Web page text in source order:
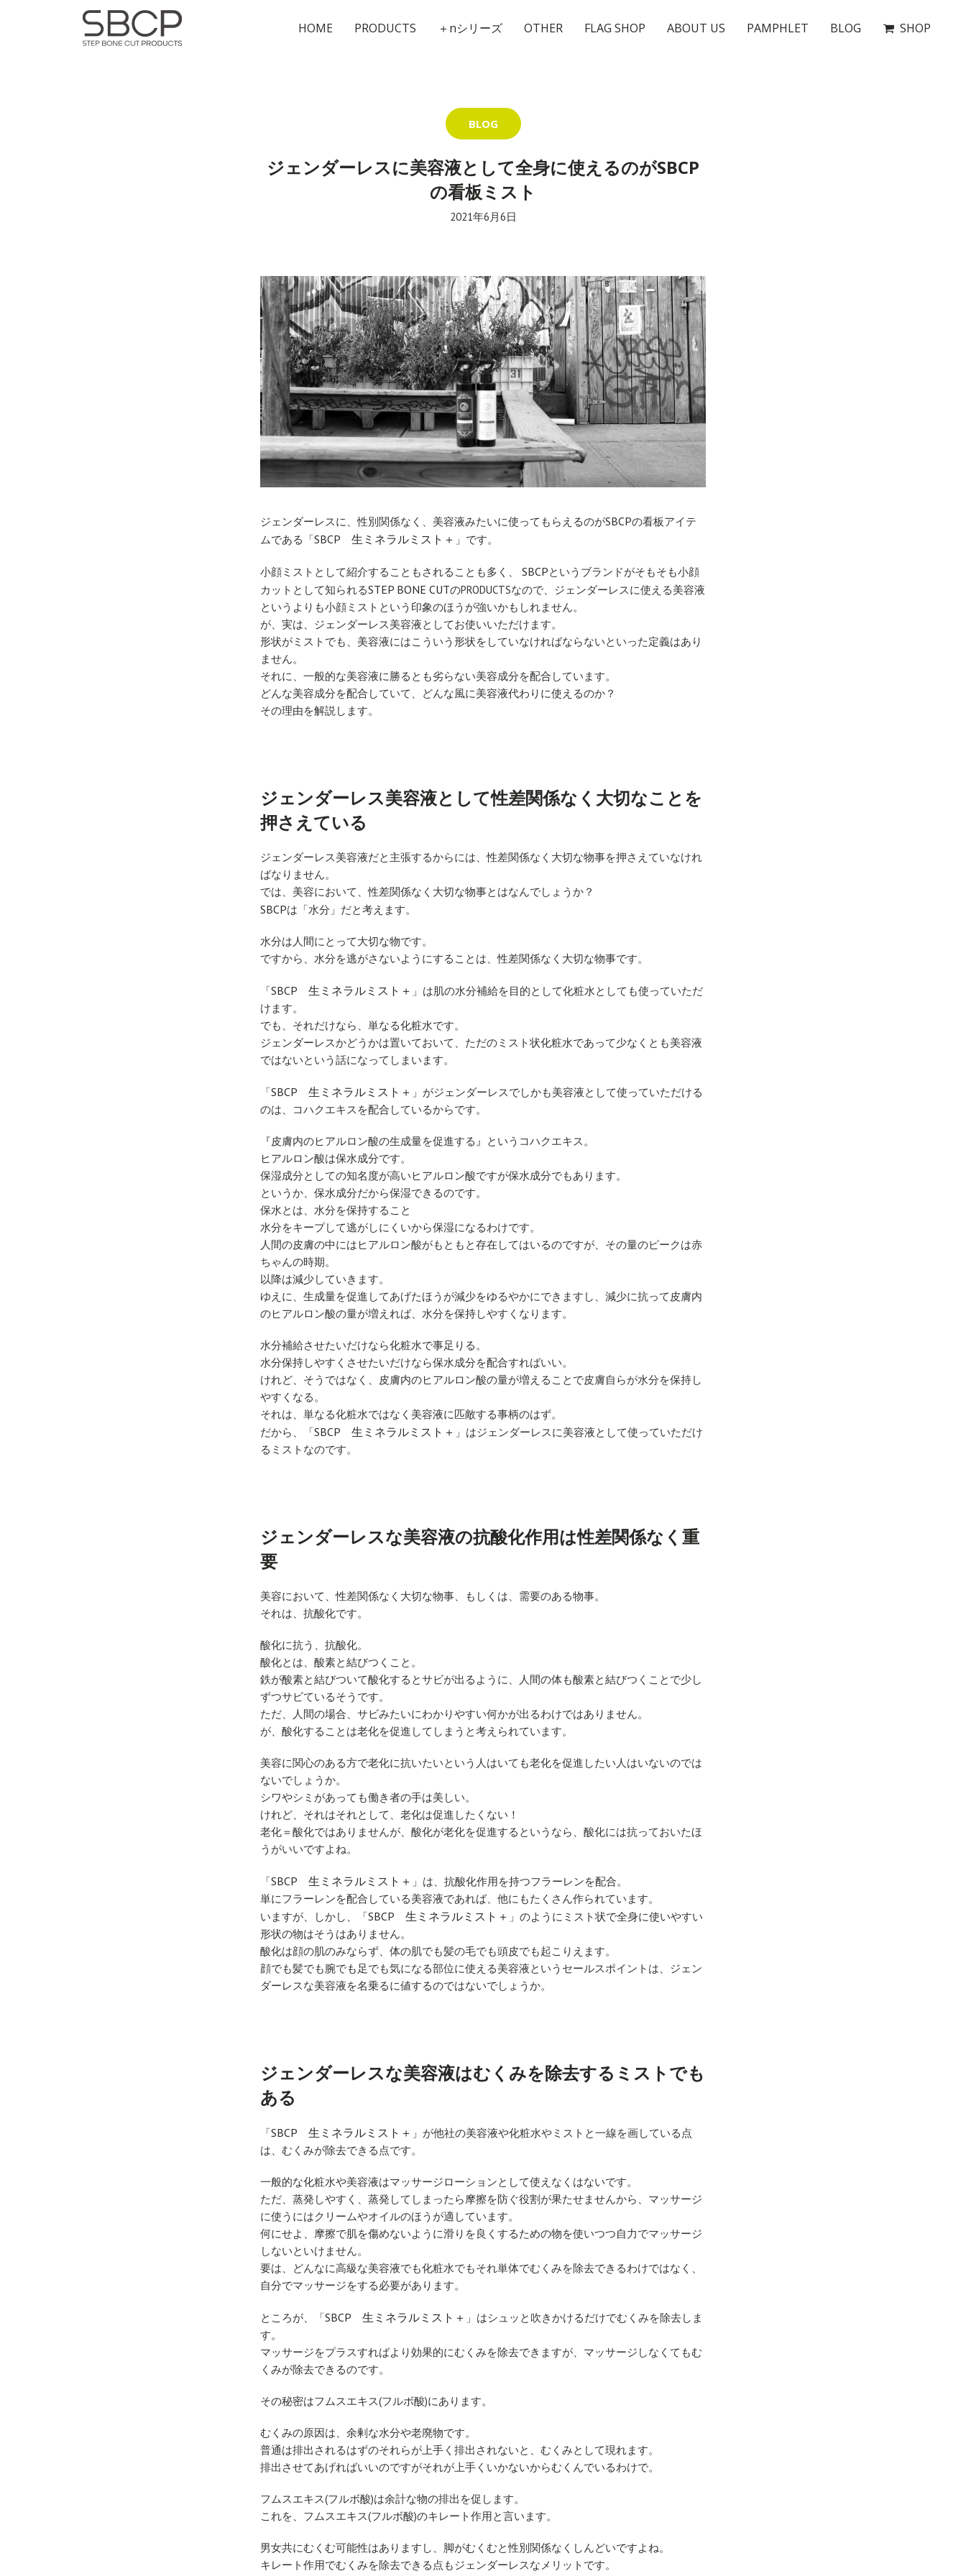
HOME PRODUCTS ＋nシリーズ OTHER FLAG SHOP ABOUT US PAMPHLET BLOG SHOP
BLOG
ジェンダーレスに美容液として全身に使えるのがSBCP
の看板ミスト
2021年6月6日
ジェンダーレスに、性別関係なく、美容液みたいに使ってもらえるのがSBCPの看板アイテ
ムである「SBCP 生ミネラルミスト＋ 」です。
小顔ミストとして紹介することもされることも多く、 SBCPというブランドがそもそも小顔
カットとして知られるSTEP BONE CUTのPRODUCTSなので、ジェンダーレスに使える美容液
というよりも小顔ミストという印象のほうが強いかもしれません。
が、実は、ジェンダーレス美容液としてお使いいただけます。
形状がミストでも、美容液にはこういう形状をしていなければならないといった定義はあり
ません。
それに、一般的な美容液に勝るとも劣らない美容成分を配合しています。
どんな美容成分を配合していて、どんな風に美容液代わりに使えるのか？
その理由を解説します。
ジェンダーレス美容液として性差関係なく大切なことを
押さえている
ジェンダーレス美容液だと主張するからには、性差関係なく大切な物事を押さえていなけれ
ばなりません。
では、美容において、性差関係なく大切な物事とはなんでしょうか？
SBCPは「水分」だと考えます。
水分は人間にとって大切な物です。
ですから、水分を逃がさないようにすることは、性差関係なく大切な物事です。
「SBCP 生ミネラルミスト＋ 」は肌の水分補給を目的として化粧水としても使っていただ
けます。
でも、それだけなら、単なる化粧水です。
ジェンダーレスかどうかは置いておいて、ただのミスト状化粧水であって少なくとも美容液
ではないという話になってしまいます。
「SBCP 生ミネラルミスト＋ 」がジェンダーレスでしかも美容液として使っていただける
のは、コハクエキスを配合しているからです。
『皮膚内のヒアルロン酸の生成量を促進する』というコハクエキス。
ヒアルロン酸は保水成分です。
保湿成分としての知名度が高いヒアルロン酸ですが保水成分でもあります。
というか、保水成分だから保湿できるのです。
保水とは、水分を保持すること
水分をキープして逃がしにくいから保湿になるわけです。
人間の皮膚の中にはヒアルロン酸がもともと存在してはいるのですが、その量のピークは赤
ちゃんの時期。
以降は減少していきます。
ゆえに、生成量を促進してあげたほうが減少をゆるやかにできますし、減少に抗って皮膚内
のヒアルロン酸の量が増えれば、水分を保持しやすくなります。
水分補給させたいだけなら化粧水で事足りる。
水分保持しやすくさせたいだけなら保水成分を配合すればいい。
けれど、そうではなく、皮膚内のヒアルロン酸の量が増えることで皮膚自らが水分を保持し
やすくなる。
それは、単なる化粧水ではなく美容液に匹敵する事柄のはず。
だから、「SBCP 生ミネラルミスト＋ 」はジェンダーレスに美容液として使っていただけ
るミストなのです。
ジェンダーレスな美容液の抗酸化作用は性差関係なく重
要
美容において、性差関係なく大切な物事、もしくは、需要のある物事。
それは、抗酸化です。
酸化に抗う、抗酸化。
酸化とは、酸素と結びつくこと。
鉄が酸素と結びついて酸化するとサビが出るように、人間の体も酸素と結びつくことで少し
ずつサビているそうです。
ただ、人間の場合、サビみたいにわかりやすい何かが出るわけではありません。
が、酸化することは老化を促進してしまうと考えられています。
美容に関心のある方で老化に抗いたいという人はいても老化を促進したい人はいないのでは
ないでしょうか。
シワやシミがあっても働き者の手は美しい。
けれど、それはそれとして、老化は促進したくない！
老化＝酸化ではありませんが、酸化が老化を促進するというなら、酸化には抗っておいたほ
うがいいですよね。
「SBCP 生ミネラルミスト＋ 」は、抗酸化作用を持つフラーレンを配合。
単にフラーレンを配合している美容液であれば、他にもたくさん作られています。
いますが、しかし、「SBCP 生ミネラルミスト＋ 」のようにミスト状で全身に使いやすい
形状の物はそうはありません。
酸化は顔の肌のみならず、体の肌でも髪の毛でも頭皮でも起こりえます。
顔でも髪でも腕でも足でも気になる部位に使える美容液というセールスポイントは、ジェン
ダーレスな美容液を名乗るに値するのではないでしょうか。
ジェンダーレスな美容液はむくみを除去するミストでも
ある
「SBCP 生ミネラルミスト＋ 」が他社の美容液や化粧水やミストと一線を画している点
は、むくみが除去できる点です。
一般的な化粧水や美容液はマッサージローションとして使えなくはないです。
ただ、蒸発しやすく、蒸発してしまったら摩擦を防ぐ役割が果たせませんから、マッサージ
に使うにはクリームやオイルのほうが適しています。
何にせよ、摩擦で肌を傷めないように滑りを良くするための物を使いつつ自力でマッサージ
しないといけません。
要は、どんなに高級な美容液でも化粧水でもそれ単体でむくみを除去できるわけではなく、
自分でマッサージをする必要があります。
ところが、「SBCP 生ミネラルミスト＋ 」はシュッと吹きかけるだけでむくみを除去しま
す。
マッサージをプラスすればより効果的にむくみを除去できますが、マッサージしなくてもむ
くみが除去できるのです。
その秘密はフムスエキス(フルボ酸)にあります。
むくみの原因は、余剰な水分や老廃物です。
普通は排出されるはずのそれらが上手く排出されないと、むくみとして現れます。
排出させてあげればいいのですがそれが上手くいかないからむくんでいるわけで。
フムスエキス(フルボ酸)は余計な物の排出を促します。
これを、フムスエキス(フルボ酸)のキレート作用と言います。
男女共にむくむ可能性はありますし、脚がむくむと性別関係なくしんどいですよね。
キレート作用でむくみを除去できる点もジェンダーレスなメリットです。